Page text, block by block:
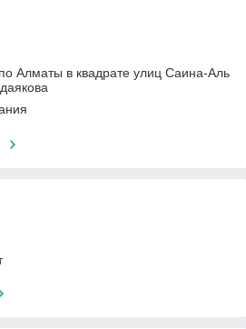
Алматы в квадрате улиц Саина-Аль